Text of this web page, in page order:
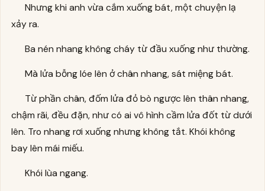
Nhưng khi anh vừa cắm xuống bát, một chuyện lạ
xảy ra.
Ba nén nhang không cháy từ đầu xuống như thường.
Mà lửa bỗng lóe lên ở chân nhang, sát miệng bát.
Từ phần chân, đốm lửa đỏ bò ngược lên thân nhang,
chậm rãi, đều đặn, như có ai vô hình cầm lửa đốt từ dưới
lên. Tro nhang rơi xuống nhưng không tắt. Khói không
bay lên mái miếu.
Khói lùa ngang.